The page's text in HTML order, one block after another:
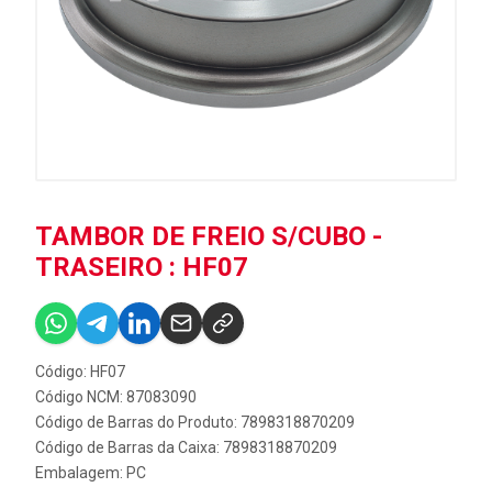
TAMBOR DE FREIO S/CUBO -
TRASEIRO : HF07
Código: HF07
Código NCM: 87083090
Código de Barras do Produto: 7898318870209
Código de Barras da Caixa: 7898318870209
Embalagem: PC